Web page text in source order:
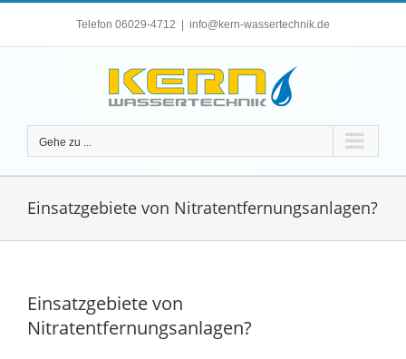
Telefon 06029-4712 info@kern-wassertechnik.de
Gehe zu ...
Einsatzgebiete von Nitratentfernungsanlagen?
Einsatzgebiete von
Nitratentfernungsanlagen?